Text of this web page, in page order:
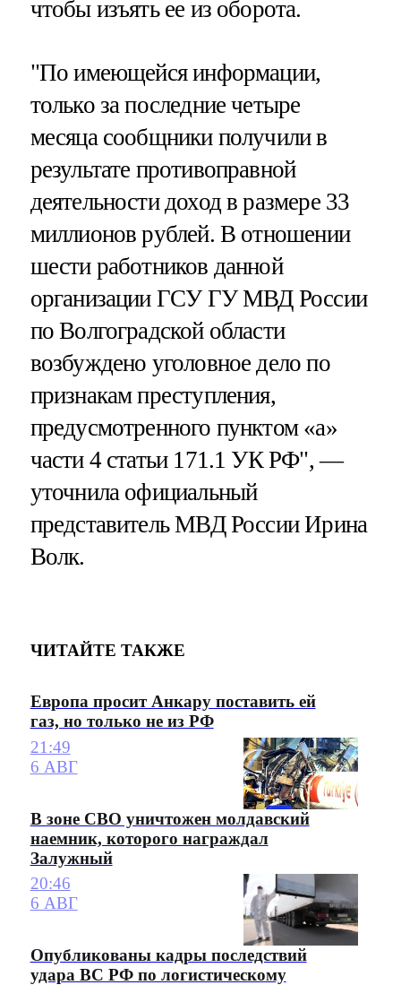
чтобы изъять ее из оборота.
"По имеющейся информации,
только за последние четыре
месяца сообщники получили в
результате противоправной
деятельности доход в размере 33
миллионов рублей. В отношении
шести работников данной
организации ГСУ ГУ МВД России
по Волгоградской области
возбуждено уголовное дело по
признакам преступления,
предусмотренного пунктом «а»
части 4 статьи 171.1 УК РФ", —
уточнила официальный
представитель МВД России Ирина
Волк.
ЧИТАЙТЕ ТАКЖЕ
Европа просит Анкару поставить ей
газ, но только не из РФ
21:49
6 АВГ
В зоне СВО уничтожен молдавский
наемник, которого награждал
Залужный
20:46
6 АВГ
Опубликованы кадры последствий
удара ВС РФ по логистическому